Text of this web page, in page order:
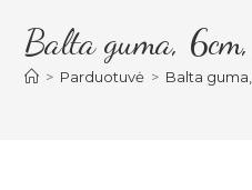
Balta guma,
> Parduotuvė > Balta